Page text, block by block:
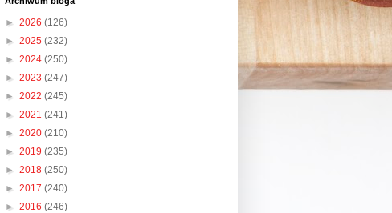
► 2026 (126)
► 2025 (232)
► 2024 (250)
► 2023 (247)
► 2022 (245)
► 2021 (241)
► 2020 (210)
► 2019 (235)
► 2018 (250)
► 2017 (240)
► 2016 (246)